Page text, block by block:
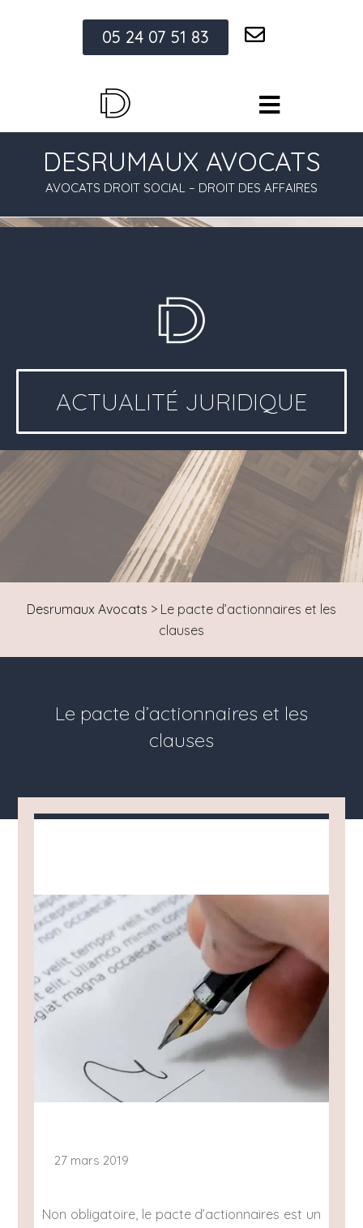
05 24 07 51 83
DESRUMAUX AVOCATS
AVOCATS DROIT SOCIAL – DROIT DES AFFAIRES
ACTUALITÉ JURIDIQUE
Desrumaux Avocats > Le pacte d’actionnaires et les
clauses
Le pacte d’actionnaires et les
clauses
27 mars 2019
Non obligatoire, le pacte d’actionnaires est un